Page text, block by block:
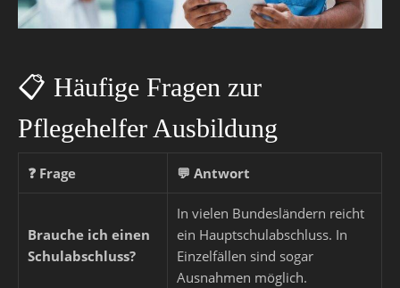
📋 Häufige Fragen zur
Pflegehelfer Ausbildung
❓ Frage 💬 Antwort
Brauche ich einen
Schulabschluss?
In vielen Bundesländern reicht
ein Hauptschulabschluss. In
Einzelfällen sind sogar
Ausnahmen möglich.